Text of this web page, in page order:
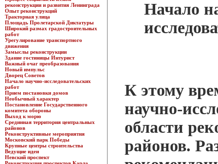
реконструкции и развития Ленинграда
Опыт реконструкций
Тракторная улица
Площадь Пролетарской Диктатуры
Широкий размах градостроительных
работ
Урегулирование транспортного
движения
Замыслы реконструкции
Здание гостиницы Интурист
Важный очаг преобразования
Новый импульс
Дворец Советов
Начало научно-исследовательских
работ
Прием постановки домов
Необычный характер
Постановление Государственного
комитета обороны
Выход к морю
Срединная территория центральных
районов
Реконструктивные мероприятия
Московский парк Победы
Крупные центры строительства
Ведущие идеи
Невский проспект
Начало
К этому
научно-
области
районов.